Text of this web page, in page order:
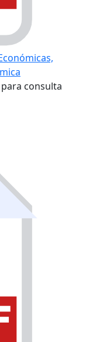
consulta